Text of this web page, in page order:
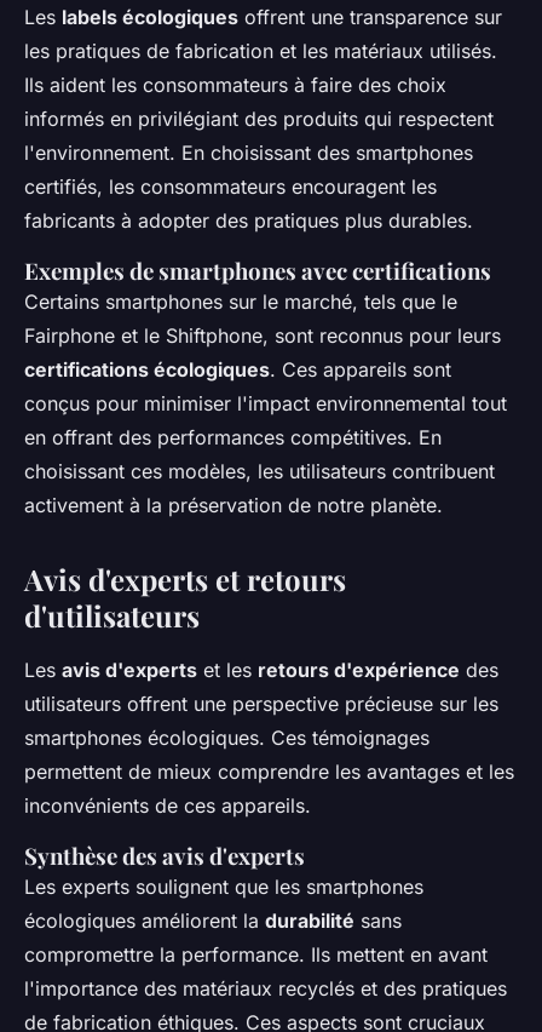
Les labels écologiques offrent une transparence sur
les pratiques de fabrication et les matériaux utilisés.
Ils aident les consommateurs à faire des choix
informés en privilégiant des produits qui respectent
l'environnement. En choisissant des smartphones
certifiés, les consommateurs encouragent les
fabricants à adopter des pratiques plus durables.
Exemples de smartphones avec certifications
Certains smartphones sur le marché, tels que le
Fairphone et le Shiftphone, sont reconnus pour leurs
certifications écologiques. Ces appareils sont
conçus pour minimiser l'impact environnemental tout
en offrant des performances compétitives. En
choisissant ces modèles, les utilisateurs contribuent
activement à la préservation de notre planète.
Avis d'experts et retours
d'utilisateurs
Les avis d'experts et les retours d'expérience des
utilisateurs offrent une perspective précieuse sur les
smartphones écologiques. Ces témoignages
permettent de mieux comprendre les avantages et les
inconvénients de ces appareils.
Synthèse des avis d'experts
Les experts soulignent que les smartphones
écologiques améliorent la durabilité sans
compromettre la performance. Ils mettent en avant
l'importance des matériaux recyclés et des pratiques
de fabrication éthiques. Ces aspects sont cruciaux